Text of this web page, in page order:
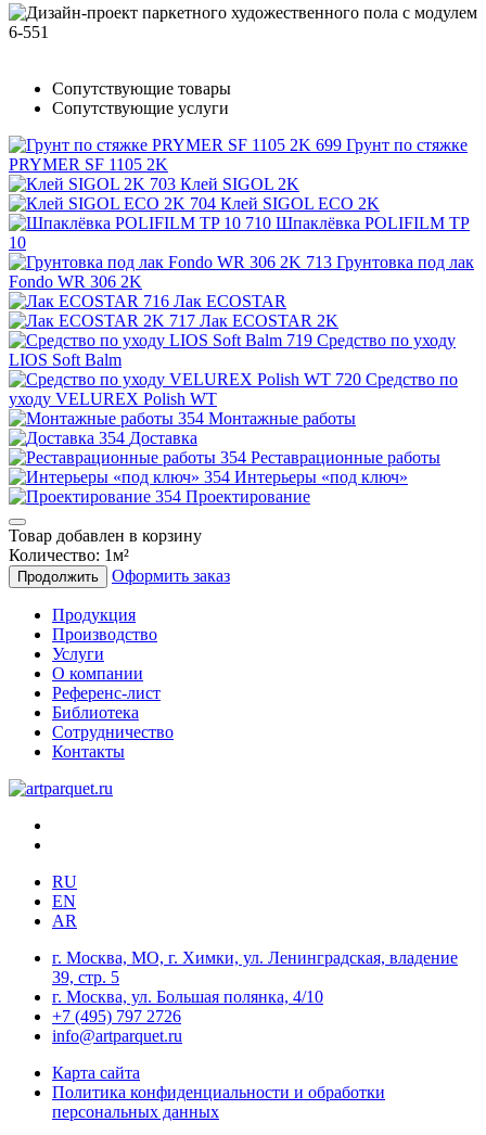
Сопутствующие товары
Сопутствующие услуги
Грунт по стяжке
PRYMER SF 1105 2K
Клей SIGOL 2K
Клей SIGOL ECO 2K
Шпаклёвка POLIFILM TP
10
Грунтовка под лак
Fondo WR 306 2K
Лак ECOSTAR
Лак ECOSTAR 2K
Средство по уходу
LIOS Soft Balm
Средство по
уходу VELUREX Polish WT
Монтажные работы
Доставка
Реставрационные работы
Интерьеры «под ключ»
Проектирование
Товар добавлен в корзину
Количество: 1м²
Продолжить Оформить заказ
Продукция
Производство
Услуги
О компании
Референс-лист
Библиотека
Сотрудничество
Контакты
RU
EN
AR
г. Москва, МО, г. Химки, ул. Ленинградская, владение
39, стр. 5
г. Москва, ул. Большая полянка, 4/10
+7 (495) 797 2726
info@artparquet.ru
Карта сайта
Политика конфиденциальности и обработки
персональных данных